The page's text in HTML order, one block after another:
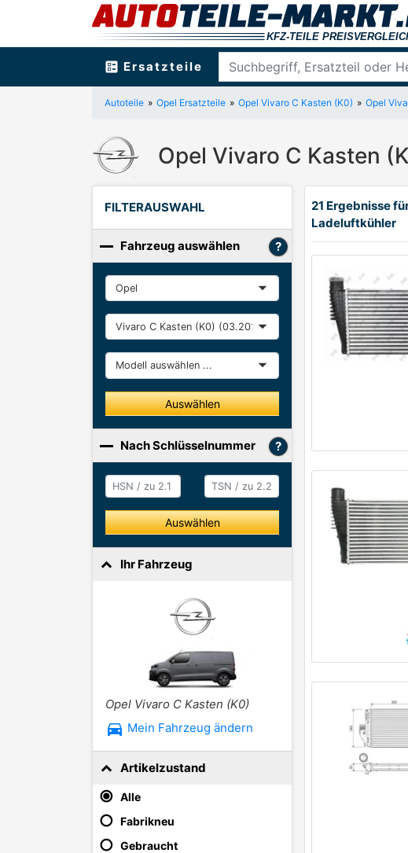
ballot Ersatzteile
Autoteile Opel Ersatzteile Opel Vivaro C Kasten (K0) Opel
Opel Vivaro C Kasten
FILTERAUSWAHL
Fahrzeug auswählen
Hersteller
Baureihe
Modell
Auswählen
Nach Schlüsselnummer
HSN / zu 2.1 HSN / zu 2.2
Auswählen
Ihr Fahrzeug
Opel Vivaro C Kasten (K0)
directions_car Mein Fahrzeug ändern
Artikelzustand
Alle
Fabrikneu
Gebraucht
21 Ergebnisse
Ladeluftkühler